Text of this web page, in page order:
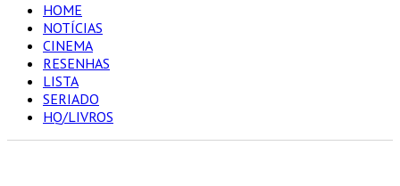
HOME
NOTÍCIAS
CINEMA
RESENHAS
LISTA
SERIADO
HQ/LIVROS